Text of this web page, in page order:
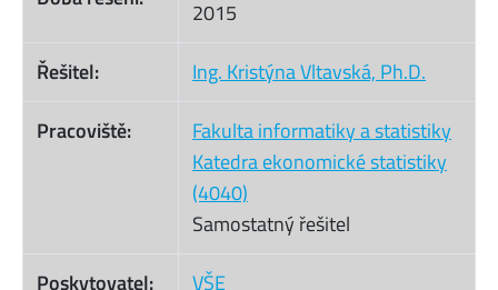
2015
Řešitel:
Ing. Kristýna Vltavská, Ph.D.
Pracoviště:
Fakulta informatiky a statistiky
Katedra ekonomické statistiky
(4040)
Samostatný řešitel
Poskytovatel:
VŠE